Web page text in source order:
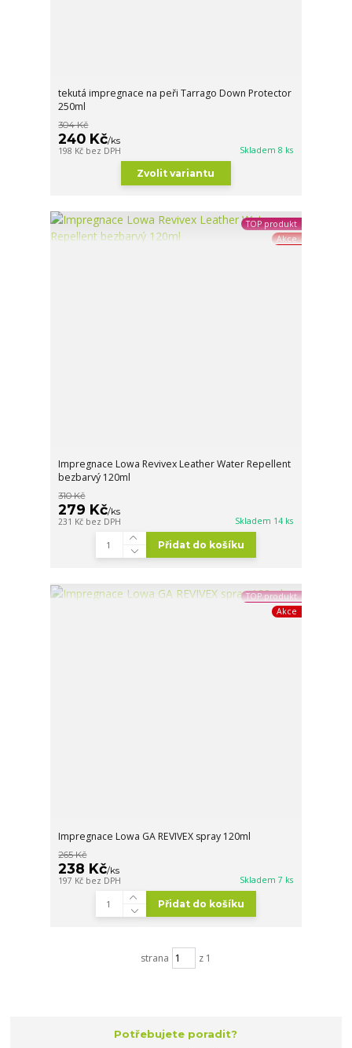
tekutá impregnace na peři Tarrago Down Protector
250ml
304 Kč
240 Kč/ks
198 Kč bez DPH Skladem 8 ks
Zvolit variantu
TOP produkt
Akce
Impregnace Lowa Revivex Leather Water Repellent
bezbarvý 120ml
310 Kč
279 Kč/ks
231 Kč bez DPH Skladem 14 ks
Přidat do košíku
TOP produkt
Akce
Impregnace Lowa GA REVIVEX spray 120ml
265 Kč
238 Kč/ks
197 Kč bez DPH Skladem 7 ks
Přidat do košíku
strana z 1
Potřebujete poradit?